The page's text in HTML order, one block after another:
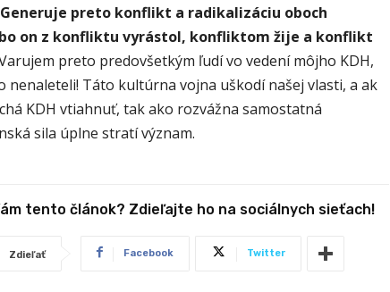
preto konflikt a radikalizáciu oboch
on z konfliktu vyrástol, konfliktom žije a konflikt
preto predovšetkým ľudí vo vedení môjho KDH,
nenaleteli! Táto kultúrna vojna uškodí našej vlasti, a ak
KDH vtiahnuť, tak ako rozvážna samostatná
sila úplne stratí význam.
tento článok? Zdieľajte ho na sociálnych sieťach!
Zdieľať Facebook Twitter